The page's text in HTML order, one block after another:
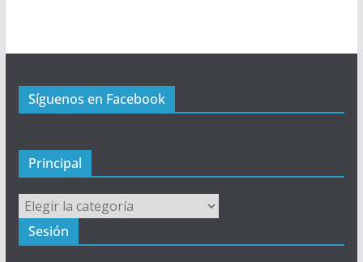
Síguenos en Facebook
Principal
Principal
Sesión